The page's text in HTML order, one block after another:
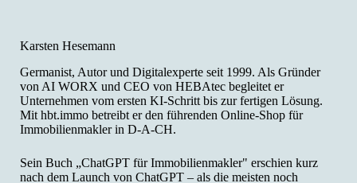
Karsten Hesemann
Germanist, Autor und Digitalexperte seit 1999. Als Gründer
von AI WORX und CEO von HEBAtec begleitet er
Unternehmen vom ersten KI-Schritt bis zur fertigen Lösung.
Mit hbt.immo betreibt er den führenden Online-Shop für
Immobilienmakler in D-A-CH.
Sein Buch „ChatGPT für Immobilienmakler" erschien kurz
nach dem Launch von ChatGPT – als die meisten noch